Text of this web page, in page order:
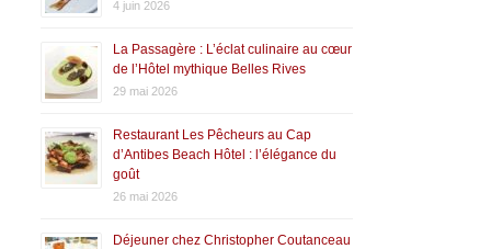
4 juin 2026
La Passagère : L’éclat culinaire au cœur
de l’Hôtel mythique Belles Rives
29 mai 2026
Restaurant Les Pêcheurs au Cap
d’Antibes Beach Hôtel : l’élégance du
goût
26 mai 2026
Déjeuner chez Christopher Coutanceau